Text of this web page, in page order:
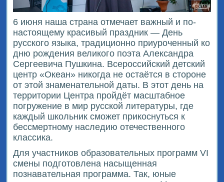
6 июня наша страна отмечает важный и по-
настоящему красивый праздник — День
русского языка, традиционно приуроченный ко
дню рождения великого поэта Александра
Сергеевича Пушкина. Всероссийский детский
центр «Океан» никогда не остаётся в стороне
от этой знаменательной даты. В этот день на
территории Центра пройдёт масштабное
погружение в мир русской литературы, где
каждый школьник сможет прикоснуться к
бессмертному наследию отечественного
классика.
Для участников образовательных программ VI
смены подготовлена насыщенная
познавательная программа. Так, юные